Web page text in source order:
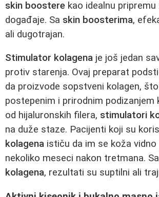
skin boostere kao idealnu pripremu
događaje. Sa skin boosterima,
ali dugotrajan.
Stimulator kolagena je još jedan
protiv starenja. Ovaj preparat
da proizvode sopstveni kolagen,
postepenim i prirodnim podizanjem
od hijaluronskih filera, stimulatori
na duže staze. Pacijenti koji su
kolagena ističu da im se koža vidno
nekoliko meseci nakon tretmana. Sa
kolagena, rezultati su suptilni ali